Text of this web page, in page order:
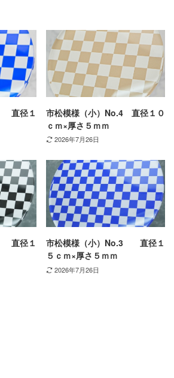
直径１
市松模様（小）No.4 直径１０
ｃｍ×厚さ５ｍｍ
2026年7月26日
直径１
市松模様（小）No.3 直径１
５ｃｍ×厚さ５ｍｍ
2026年7月26日